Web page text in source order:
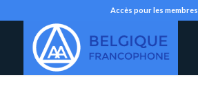
Accès pour les membres